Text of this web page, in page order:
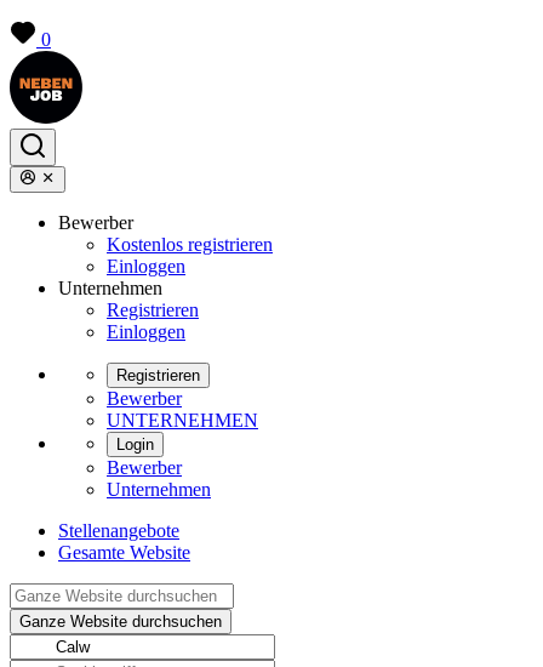
0
Bewerber
Kostenlos registrieren
Einloggen
Unternehmen
Registrieren
Einloggen
Registrieren
Bewerber
UNTERNEHMEN
Login
Bewerber
Unternehmen
Stellenangebote
Gesamte Website